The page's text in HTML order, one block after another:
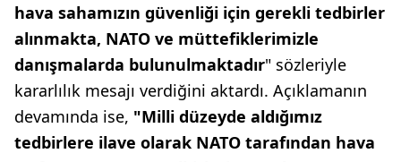
hava sahamızın güvenliği için gerekli tedbirler
alınmakta, NATO ve müttefiklerimizle
danışmalarda bulunulmaktadır" sözleriyle
kararlılık mesajı verdiğini aktardı. Açıklamanın
devamında ise, "Milli düzeyde aldığımız
tedbirlere ilave olarak NATO tarafından hava